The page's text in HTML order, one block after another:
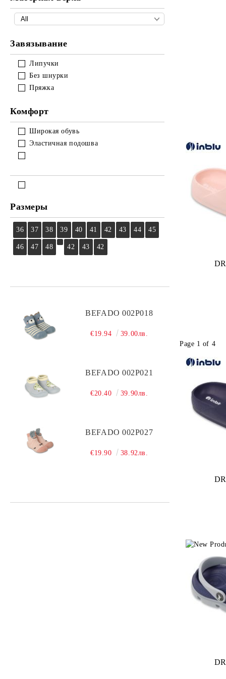
Завязывание
Липучки
Без шнурки
Пряжка
Комфорт
Широкая обувь
Эластичная подошва
Размеры
36 37 38 39 40 41 42 43 44 45
46 47 48 42 43 42
BEFADO 002P018
€19.94 39.00лв.
BEFADO 002P021
€20.40 39.90лв.
BEFADO 002P027
€19.90 38.92лв.
Page 1 of 4